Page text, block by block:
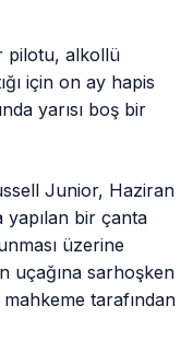
pilotu, alkollü
için on ay hapis
yarısı boş bir
Junior, Haziran
yapılan bir çanta
üzerine
uçağına sarhoşken
tarafından